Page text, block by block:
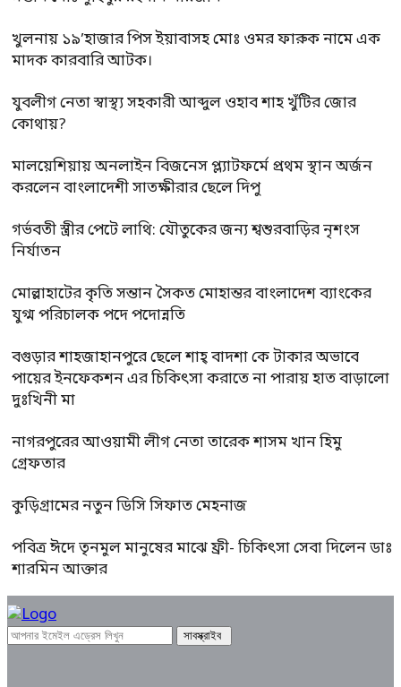
খুলনায় ১৯’হাজার পিস ইয়াবাসহ মোঃ ওমর ফারুক নামে এক
মাদক কারবারি আটক।
যুবলীগ নেতা স্বাস্থ্য সহকারী আব্দুল ওহাব শাহ খুঁটির জোর
কোথায়?
মালয়েশিয়ায় অনলাইন বিজনেস প্ল্যাটফর্মে প্রথম স্থান অর্জন
করলেন বাংলাদেশী সাতক্ষীরার ছেলে দিপু
গর্ভবতী স্ত্রীর পেটে লাথি: যৌতুকের জন্য শ্বশুরবাড়ির নৃশংস
নির্যাতন
মোল্লাহাটের কৃতি সন্তান সৈকত মোহান্তর বাংলাদেশ ব্যাংকের
যুগ্ম পরিচালক পদে পদোন্নতি
বগুড়ার শাহজাহানপুরে ছেলে শাহ্ বাদশা কে টাকার অভাবে
পায়ের ইনফেকশন এর চিকিৎসা করাতে না পারায় হাত বাড়ালো
দুঃখিনী মা
নাগরপুরের আওয়ামী লীগ নেতা তারেক শাসম খান হিমু
গ্রেফতার
কুড়িগ্রামের নতুন ডিসি সিফাত মেহনাজ
পবিত্র ঈদে তৃনমুল মানুষের মাঝে ফ্রী- চিকিৎসা সেবা দিলেন ডাঃ
শারমিন আক্তার